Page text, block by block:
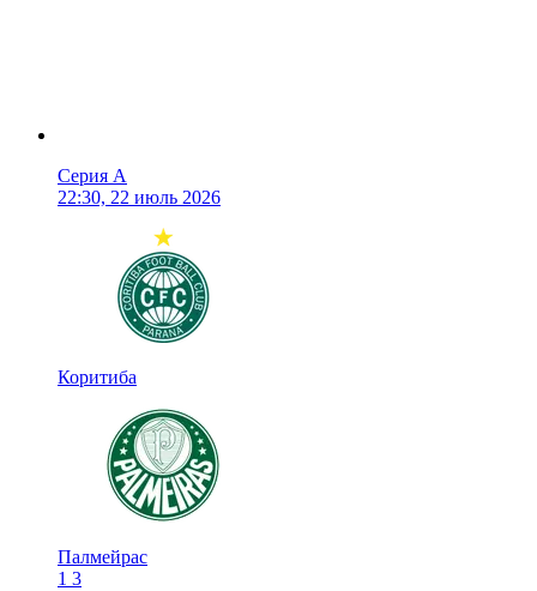
Серия А
22:30, 22 июль 2026
Коритиба
Палмейрас
1 3